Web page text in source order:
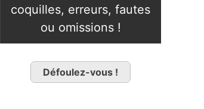
coquilles, erreurs, fautes
ou omissions !
Défoulez-vous !